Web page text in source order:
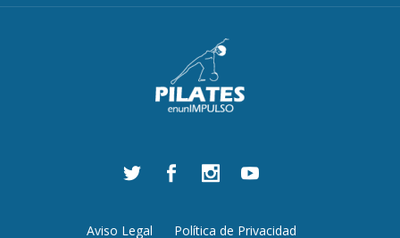
Aviso Legal Política de Privacidad